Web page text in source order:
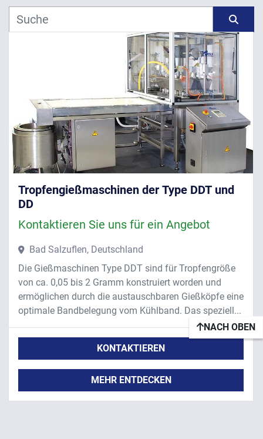
Hersteller
ANWENDEN LÖSCHEN
Sortieren nach
Tropfengießmaschinen der Type DDT und
DD
Kontaktieren Sie uns für ein Angebot
Bad Salzuflen, Deutschland
Die Gießmaschinen Type DDT sind für Tropfengröße
von ca. 0,05 bis 2 Gramm konstruiert worden und
ermöglichen durch die austauschbaren Gießköpfe eine
optimale Bandbelegung vom Kühlband. Das speziell...
KONTAKTIEREN
MEHR ENTDECKEN
NACH OBEN